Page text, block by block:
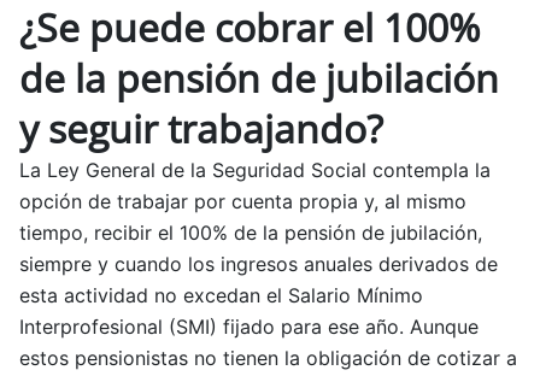
¿Se puede cobrar el 100%
de la pensión de jubilación
y seguir trabajando?
La Ley General de la Seguridad Social contempla la
opción de trabajar por cuenta propia y, al mismo
tiempo, recibir el 100% de la pensión de jubilación,
siempre y cuando los ingresos anuales derivados de
esta actividad no excedan el Salario Mínimo
Interprofesional (SMI) fijado para ese año. Aunque
estos pensionistas no tienen la obligación de cotizar a